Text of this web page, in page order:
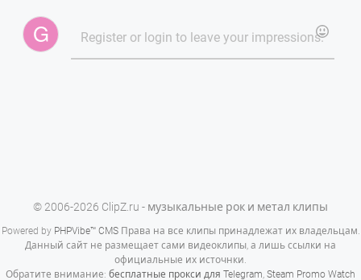
© 2006-2026 ClipZ.ru - музыкальные рок и метал клипы
Powered by PHPVibe™ CMSПрава на все клипы принадлежат их владельцам.
Данный сайт не размещает сами видеоклипы, а лишь ссылки на
официальные их источнки.
Обратите внимание: бесплатные прокси для Telegram, Steam Promo Watch